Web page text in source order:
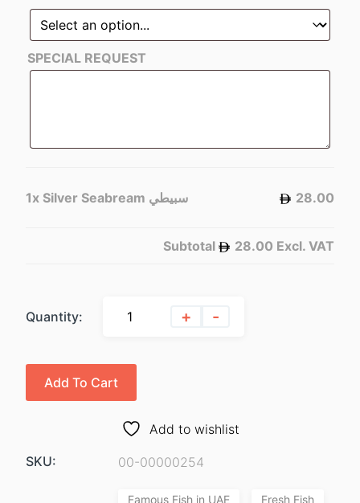
SPECIAL REQUEST
1x Silver Seabream سبيطي 28.00
Subtotal 28.00 Excl. VAT
Quantity: + -
Add To Cart
Add to wishlist
SKU: 00-00000254
Famous Fish in UAE Fresh Fish